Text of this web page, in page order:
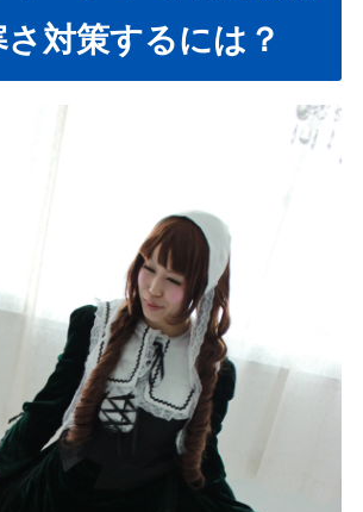
対策するには？